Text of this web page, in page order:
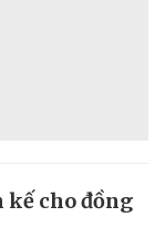
kế cho đồng